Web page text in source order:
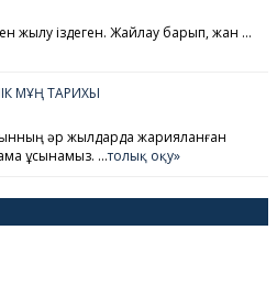
жылу іздеген. Жайлау барып, жан …
МҰҢ ТАРИХЫ
әр жылдарда жарияланған
ұсынамыз. …толық оқу»